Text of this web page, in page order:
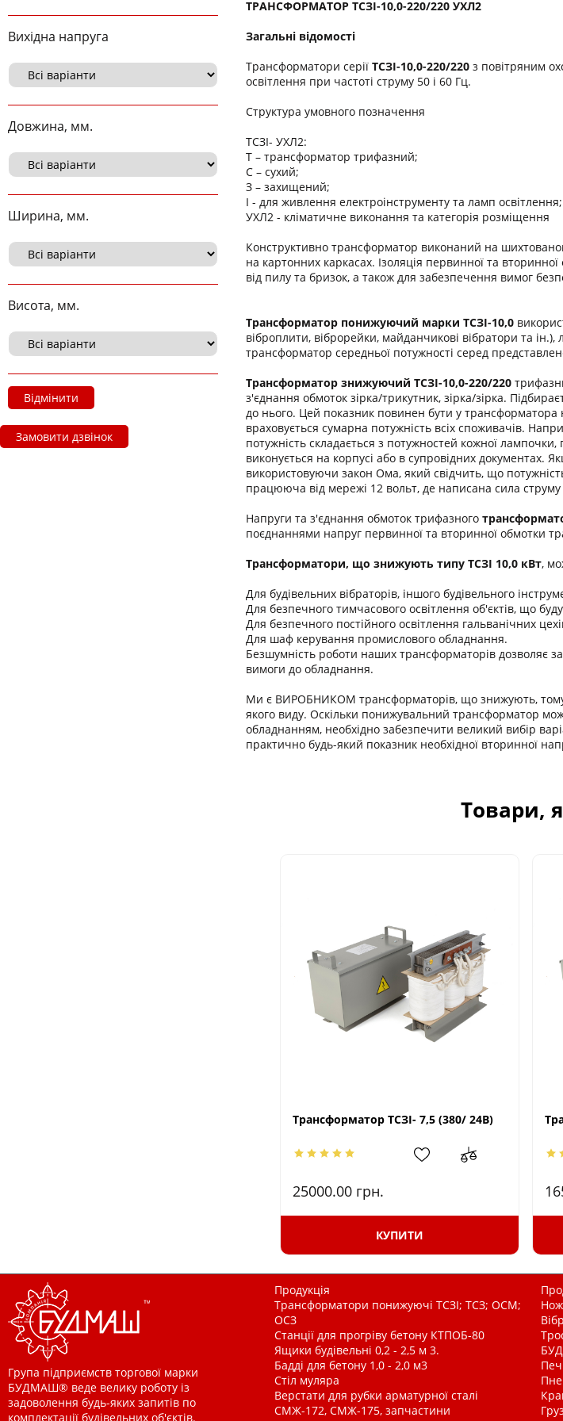
Вихідна напруга
Довжина, мм.
Ширина, мм.
Висота, мм.
Відмінити
Замовити дзвінок
ТРАНСФОРМАТОР ТСЗІ-10,0-220/220 УХЛ2
Загальні відомості
Трансформатори серії ТСЗІ-10,0-220/220 з повітряним
освітлення при частоті струму 50 і 60 Гц.
Структура умовного позначення
ТСЗІ- УХЛ2:
Т – трансформатор трифазний;
С – сухий;
З – захищений;
І - для живлення електроінструменту та ламп освітлення;
УХЛ2 - кліматичне виконання та категорія розміщення
Конструктивно трансформатор виконаний на
на картонних каркасах. Ізоляція первинної та
від пилу та бризок, а також для забезпечення вимог
Трансформатор понижуючий марки ТСЗІ-10,0
віброплити, віброрейки, майданчикові вібратори та
трансформатор середньої потужності серед
Трансформатор знижуючий ТСЗІ-10,0-220/220
з'єднання обмоток зірка/трикутник, зірка/зірка.
до нього. Цей показник повинен бути у
враховується сумарна потужність всіх споживачів.
потужність складається з потужностей кожної
виконується на корпусі або в супровідних документах.
використовуючи закон Ома, який свідчить, що
працююча від мережі 12 вольт, де написана сила
Напруги та з'єднання обмоток трифазного
поєднаннями напруг первинної та вторинної обмотки
Трансформатори, що знижують типу ТСЗІ 10,0 кВт,
Для будівельних вібраторів, іншого будівельного
Для безпечного тимчасового освітлення об'єктів, що
Для безпечного постійного освітлення гальванічних
Для шаф керування промислового обладнання.
Безшумність роботи наших трансформаторів дозволяє
вимоги до обладнання.
Ми є ВИРОБНИКОМ трансформаторів, що знижують,
якого виду. Оскільки понижувальний трансформатор
обладнанням, необхідно забезпечити великий вибір
практично будь-який показник необхідної вторинної
Товари,
Трансформатор ТСЗІ- 7,5 (380/ 24В)
25000.00 грн.
КУПИТИ
Група підприємств торгової марки
БУДМАШ® веде велику роботу із
задоволення будь-яких запитів по
комплектації будівельних об'єктів.
Продукція
Трансформатори понижуючі ТСЗІ; ТСЗ; ОСМ;
ОСЗ
Станції для прогріву бетону КТПОБ-80
Ящики будівельні 0,2 - 2,5 м 3.
Бадді для бетону 1,0 - 2,0 м3
Стіл муляра
Верстати для рубки арматурної сталі
СМЖ-172, СМЖ-175, запчастини